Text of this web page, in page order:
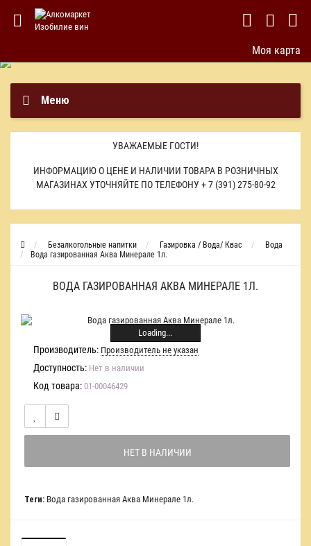
Моя карта
Меню
УВАЖАЕМЫЕ ГОСТИ!
ИНФОРМАЦИЮ О ЦЕНЕ И НАЛИЧИИ ТОВАРА В РОЗНИЧНЫХ
МАГАЗИНАХ УТОЧНЯЙТЕ ПО ТЕЛЕФОНУ + 7 (391) 275-80-92
Безалкогольные напитки Газировка / Вода/ Квас
Вода
Вода газированная Аква Минерале 1л.
ВОДА ГАЗИРОВАННАЯ АКВА МИНЕРАЛЕ 1Л.
Loading...
Производитель: Производитель не указан
Доступность: Нет в наличии
Код товара: 01-00046429
НЕТ В НАЛИЧИИ
Теги: Вода газированная Аква Минерале 1л.